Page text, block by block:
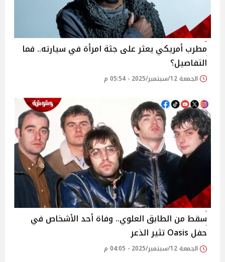
مطرب أمريكي يعثر على جثة امرأة في سيارته.. فما
التفاصيل؟
الجمعة 12/سبتمبر/2025 - 05:54 م
سقط من الطابق العلوي.. وفاة أحد الأشخاص في
حفل Oasis تثير الذعر
الجمعة 12/سبتمبر/2025 - 04:05 م